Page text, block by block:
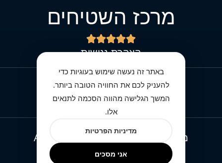
מרכז השטיחים





הצהרת נגישות
מדיניות הפרטיות מרכז השטיחים
מרכז השטיחים © All rights reserved
באתר זה נעשה שימוש בעוגיות כדי
להעניק לכם את החוויה הטובה ביותר.
המשך הגלישה מהווה הסכמה לתנאים
אלו.
מדיניות הפרטיות
אני מסכים